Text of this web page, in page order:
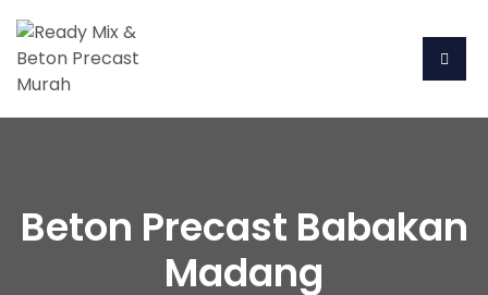
Beton Precast Babakan
Madang